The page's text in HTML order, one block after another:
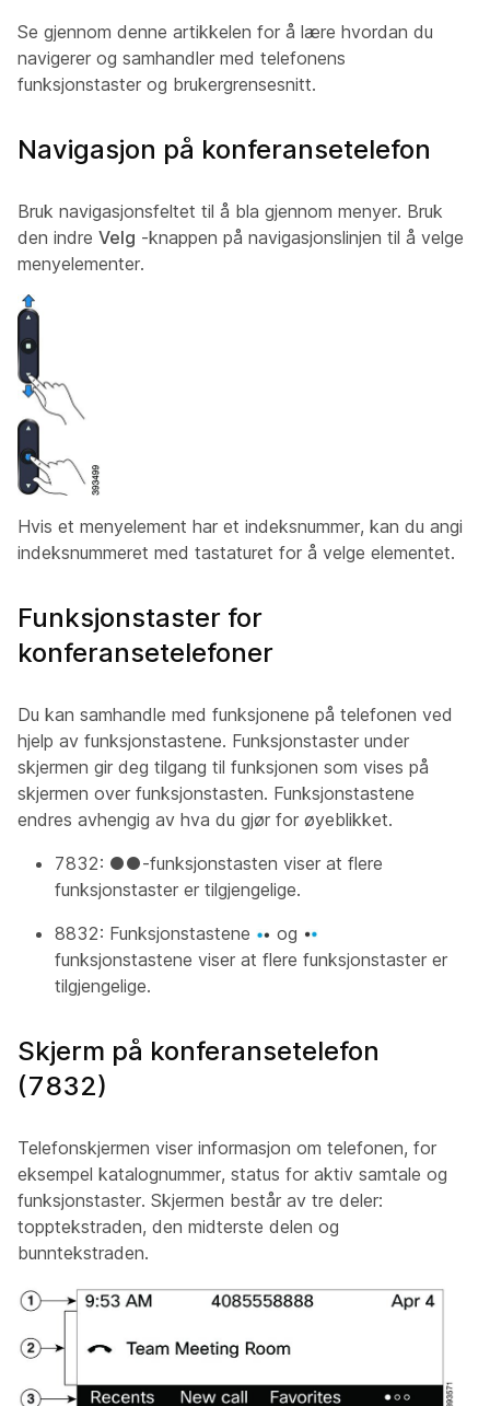
Se gjennom denne artikkelen for å lære hvordan du
navigerer og samhandler med telefonens
funksjonstaster og brukergrensesnitt.
Navigasjon på konferansetelefon
Bruk navigasjonsfeltet til å bla gjennom menyer. Bruk
den indre Velg -knappen på navigasjonslinjen til å velge
menyelementer.
Hvis et menyelement har et indeksnummer, kan du angi
indeksnummeret med tastaturet for å velge elementet.
Funksjonstaster for
konferansetelefoner
Du kan samhandle med funksjonene på telefonen ved
hjelp av funksjonstastene. Funksjonstaster under
skjermen gir deg tilgang til funksjonen som vises på
skjermen over funksjonstasten. Funksjonstastene
endres avhengig av hva du gjør for øyeblikket.
7832: ●●-funksjonstasten viser at flere
funksjonstaster er tilgjengelige.
8832: Funksjonstastene
og
funksjonstastene viser at flere funksjonstaster er
tilgjengelige.
Skjerm på konferansetelefon
(7832)
Telefonskjermen viser informasjon om telefonen, for
eksempel katalognummer, status for aktiv samtale og
funksjonstaster. Skjermen består av tre deler:
topptekstraden, den midterste delen og
bunntekstraden.